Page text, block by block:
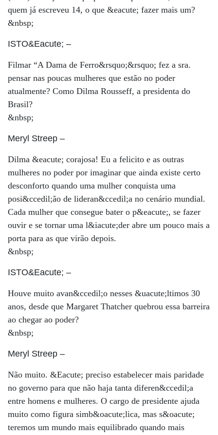
quem já escreveu 14, o que &eacute; fazer mais um?
&nbsp;
ISTO&Eacute; –
Filmar “A Dama de Ferro&rsquo;&rsquo; fez a sra.
pensar nas poucas mulheres que estão no poder
atualmente? Como Dilma Rousseff, a presidenta do
Brasil?
&nbsp;
Meryl Streep –
Dilma &eacute; corajosa! Eu a felicito e as outras
mulheres no poder por imaginar que ainda existe certo
desconforto quando uma mulher conquista uma
posi&ccedil;ão de lideran&ccedil;a no cenário mundial.
Cada mulher que consegue bater o p&eacute;, se fazer
ouvir e se tornar uma l&iacute;der abre um pouco mais a
porta para as que virão depois.
&nbsp;
ISTO&Eacute; –
Houve muito avan&ccedil;o nesses &uacute;ltimos 30
anos, desde que Margaret Thatcher quebrou essa barreira
ao chegar ao poder?
&nbsp;
Meryl Streep –
Não muito. &Eacute; preciso estabelecer mais paridade
no governo para que não haja tanta diferen&ccedil;a
entre homens e mulheres. O cargo de presidente ajuda
muito como figura simb&oacute;lica, mas s&oacute;
teremos um mundo mais equilibrado quando mais